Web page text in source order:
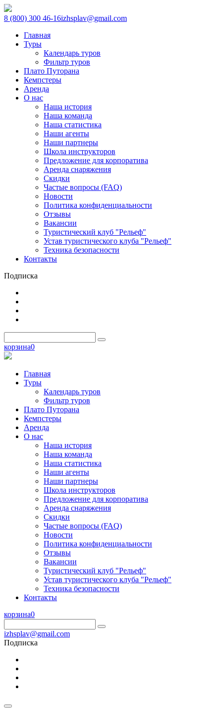
8 (800) 300 46-16izhsplav@gmail.com
Главная
Туры
Календарь туров
Фильтр туров
Плато Путорана
Кемпстеры
Аренда
О нас
Наша история
Наша команда
Наша статистика
Наши агенты
Наши партнеры
Школа инструкторов
Предложение для корпоратива
Аренда снаряжения
Скидки
Частые вопросы (FAQ)
Новости
Политика конфиденциальности
Отзывы
Вакансии
Туристический клуб "Рельеф"
Устав туристического клуба "Рельеф"
Техника безопасности
Контакты
Подписка
корзина0
Главная
Туры
Календарь туров
Фильтр туров
Плато Путорана
Кемпстеры
Аренда
О нас
Наша история
Наша команда
Наша статистика
Наши агенты
Наши партнеры
Школа инструкторов
Предложение для корпоратива
Аренда снаряжения
Скидки
Частые вопросы (FAQ)
Новости
Политика конфиденциальности
Отзывы
Вакансии
Туристический клуб "Рельеф"
Устав туристического клуба "Рельеф"
Техника безопасности
Контакты
корзина0
izhsplav@gmail.com
Подписка